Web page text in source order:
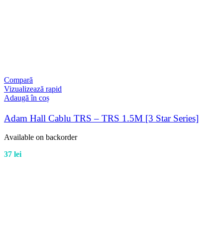
Compară
Vizualizează rapid
Adaugă în coș
Adam Hall Cablu TRS – TRS 1.5M [3 Star Series]
Available on backorder
37 lei